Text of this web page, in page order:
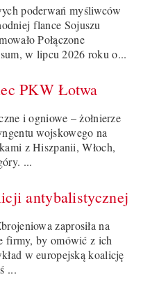
poderwań myśliwców
flance Sojuszu
Połączone
w lipcu 2026 roku o...
PKW Łotwa
i ogniowe – żołnierze
wojskowego na
z Hiszpanii, Włoch,
...
antybalistycznej
zaprosiła na
firmy, by omówić z ich
w europejską koalicję
...